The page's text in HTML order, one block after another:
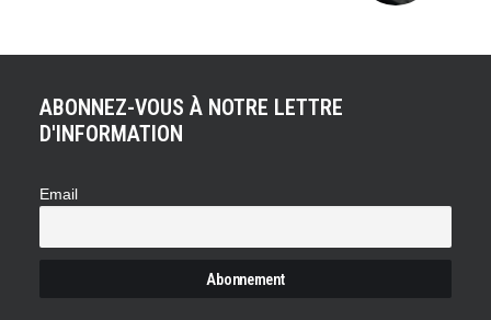
ABONNEZ-VOUS À NOTRE LETTRE
D'INFORMATION
Email